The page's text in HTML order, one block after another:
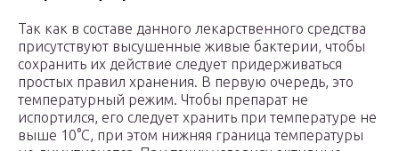
Так как в составе данного лекарственного средства
присутствуют высушенные живые бактерии, чтобы
сохранить их действие следует придерживаться
простых правил хранения. В первую очередь, это
температурный режим. Чтобы препарат не
испортился, его следует хранить при температуре не
выше 10°С, при этом нижняя граница температуры